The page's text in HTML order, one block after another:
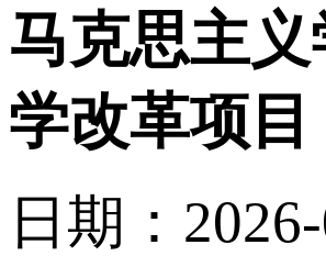
马克思主
学改革项目
日期：